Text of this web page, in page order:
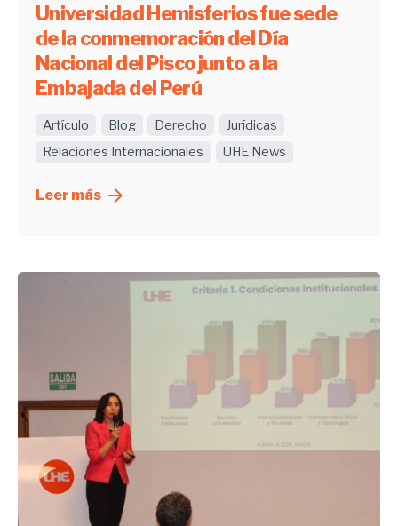
Universidad Hemisferios fue sede
de la conmemoración del Día
Nacional del Pisco junto a la
Embajada del Perú
Artículo Blog Derecho
Jurídicas
Relaciones Internacionales
UHE News
Leer más